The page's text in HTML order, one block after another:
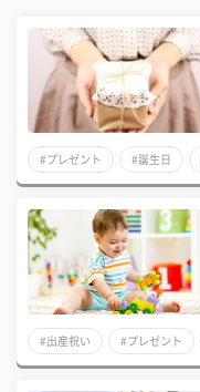
#プレゼント #誕生日
#出産祝い #プレゼント